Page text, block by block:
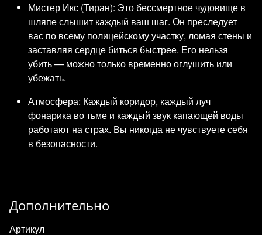
Мистер Икс (Тиран): Это бессмертное чудовище в
шляпе слышит каждый ваш шаг. Он преследует
вас по всему полицейскому участку, ломая стены и
заставляя сердце биться быстрее. Его нельзя
убить — можно только временно оглушить или
убежать.
Атмосфера: Каждый коридор, каждый луч
фонарика во тьме и каждый звук капающей воды
работают на страх. Вы никогда не чувствуете себя
в безопасности.
Дополнительно
Артикул